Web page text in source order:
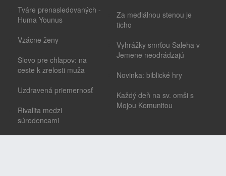
Tváre prenasledovaných -
Huma Younus
Vzácne ženy
Slovo pre chlapov: na
ceste k zrelosti muža
Uzdravená priemernosť
Rivalita medzi
súrodencami
Za mediálnou stenou je
ticho
Vyhrážky smrťou Saleha v
Jemene neodrádzajú
Novinka: biblické hry
Každý deň na sv. omši s
Mojou Komunitou